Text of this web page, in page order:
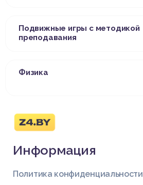
Подвижные игры с методикой
преподавания
Физика
Информация
Политика конфиденциальности